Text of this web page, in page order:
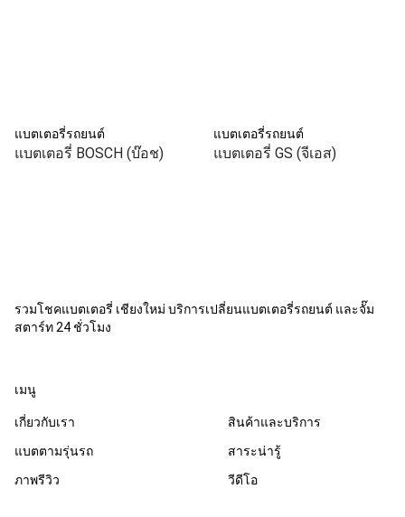
แบตเตอรี่รถยนต์
แบตเตอรี่ BOSCH (บ๊อช)
แบตเตอรี่รถยนต์
แบตเตอรี่ GS (จีเอส)
รวมโชคแบตเตอรี่ เชียงใหม่ บริการเปลี่ยนแบตเตอรี่รถยนต์ และจั๊ม
สตาร์ท 24 ชั่วโมง
เมนู
เกี่ยวกับเรา
สินค้าและบริการ
แบตตามรุ่นรถ
สาระน่ารู้
ภาพรีวิว
วีดีโอ